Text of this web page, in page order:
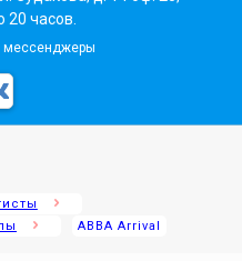
20 часов.
мессенджеры
ABBA Arrival